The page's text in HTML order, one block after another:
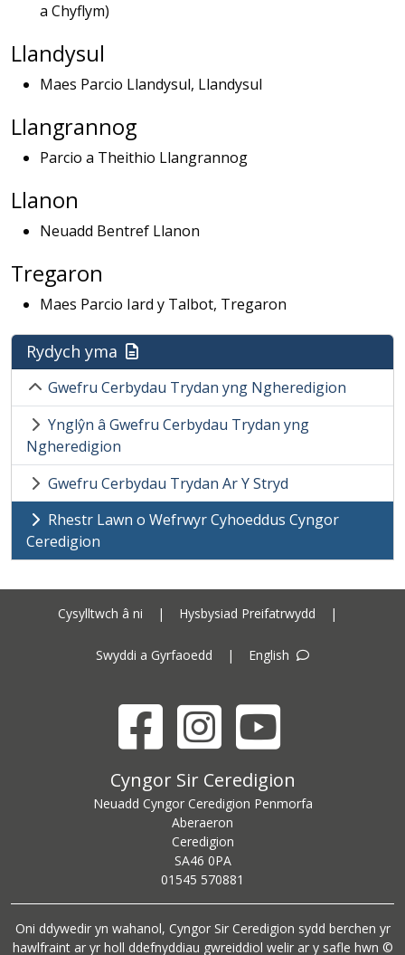
a Chyflym)
Llandysul
Maes Parcio Llandysul, Llandysul
Llangrannog
Parcio a Theithio Llangrannog
Llanon
Neuadd Bentref Llanon
Tregaron
Maes Parcio Iard y Talbot, Tregaron
Rydych yma
Gwefru Cerbydau Trydan yng Ngheredigion
Ynglŷn â Gwefru Cerbydau Trydan yng
Ngheredigion
Gwefru Cerbydau Trydan Ar Y Stryd
Rhestr Lawn o Wefrwyr Cyhoeddus Cyngor
Ceredigion
Cysylltwch â ni | Hysbysiad Preifatrwydd |
Swyddi a Gyrfaoedd | English
FacebookInstagramYouTube
Cyngor Sir Ceredigion addressCyngor Sir Ceredigion
Neuadd Cyngor Ceredigion Penmorfa
Aberaeron
Ceredigion
SA46 0PA
Ceredigion County Council call centre phone number
01545 570881
Oni ddywedir yn wahanol, Cyngor Sir Ceredigion sydd berchen yr
hawlfraint ar yr holl ddefnyddiau gwreiddiol welir ar y safle hwn ©